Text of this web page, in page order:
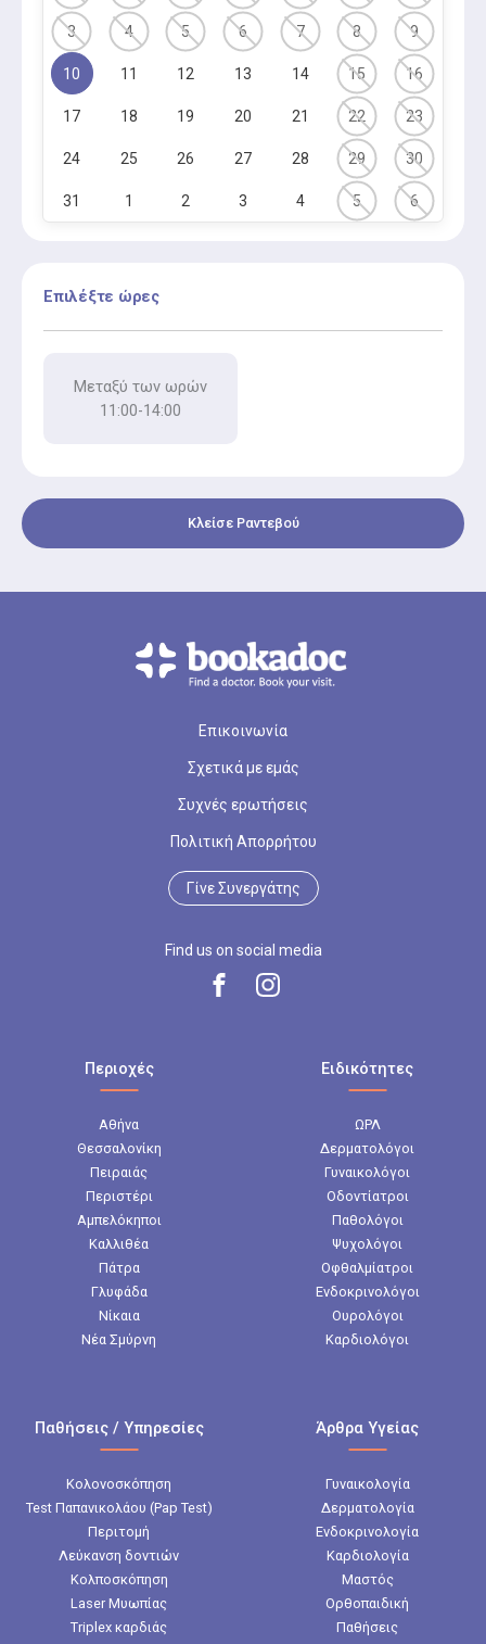
3 4 5 6 7 8 9
10 11 12 13 14 15 16
17 18 19 20 21 22 23
24 25 26 27 28 29 30
31 1 2 3 4 5 6
Επιλέξτε ώρες
Μεταξύ των ωρών
11:00-14:00
Κλείσε Ραντεβού
Επικοινωνία
Σχετικά με εμάς
Συχνές ερωτήσεις
Πολιτική Απορρήτου
Γίνε Συνεργάτης
Find us on social media
Περιοχές
Αθήνα
Θεσσαλονίκη
Πειραιάς
Περιστέρι
Αμπελόκηποι
Καλλιθέα
Πάτρα
Γλυφάδα
Νίκαια
Νέα Σμύρνη
Ειδικότητες
ΩΡΛ
Δερματολόγοι
Γυναικολόγοι
Οδοντίατροι
Παθολόγοι
Ψυχολόγοι
Οφθαλμίατροι
Ενδοκρινολόγοι
Ουρολόγοι
Καρδιολόγοι
Παθήσεις / Υπηρεσίες
Κολονοσκόπηση
Test Παπανικολάου (Pap Test)
Περιτομή
Λεύκανση δοντιών
Κολποσκόπηση
Laser Μυωπίας
Triplex καρδιάς
Άρθρα Υγείας
Γυναικολογία
Δερματολογία
Ενδοκρινολογία
Καρδιολογία
Μαστός
Ορθοπαιδική
Παθήσεις